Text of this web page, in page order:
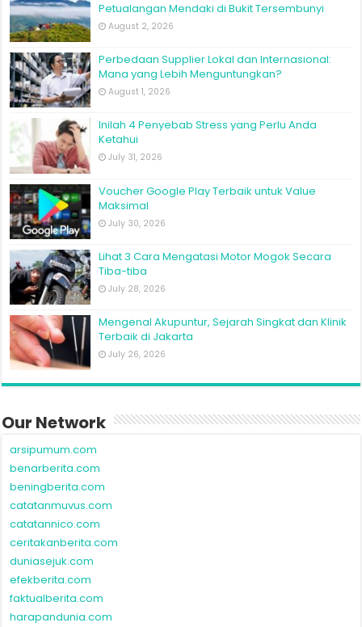
Petualangan Mendaki di Bukit Tersembunyi
August 2, 2026
Perbedaan Supplier Lokal dan Internasional:
Mana yang Lebih Menguntungkan?
August 1, 2026
Inilah 4 Penyebab Stress yang Perlu Anda
Ketahui
July 31, 2026
Voucher Google Play Terbaik untuk Value
Maksimal
July 30, 2026
Lihat 3 Cara Mengatasi Motor Mogok Secara
Tiba-tiba
July 28, 2026
Mengenal Akupuntur, Sejarah Singkat dan Klinik
Terbaik di Jakarta
July 26, 2026
Our Network
arsipumum.com
benarberita.com
beningberita.com
catatanmuvus.com
catatannico.com
ceritakanberita.com
duniasejuk.com
efekberita.com
faktualberita.com
harapandunia.com